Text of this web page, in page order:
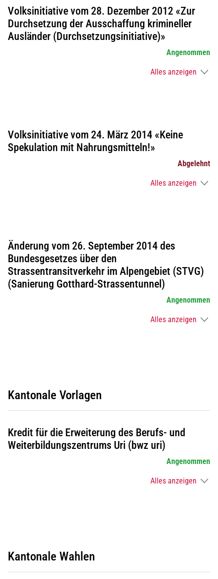
Volksinitiative vom 28. Dezember 2012 «Zur
Durchsetzung der Ausschaffung krimineller
Ausländer (Durchsetzungsinitiative)»
Angenommen
Alles anzeigen
Volksinitiative vom 24. März 2014 «Keine
Spekulation mit Nahrungsmitteln!»
Abgelehnt
Alles anzeigen
Änderung vom 26. September 2014 des
Bundesgesetzes über den
Strassentransitverkehr im Alpengebiet (STVG)
(Sanierung Gotthard-Strassentunnel)
Angenommen
Alles anzeigen
Kantonale Vorlagen
Kredit für die Erweiterung des Berufs- und
Weiterbildungszentrums Uri (bwz uri)
Angenommen
Alles anzeigen
Kantonale Wahlen